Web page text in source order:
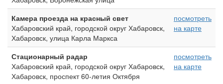
Камера проезда на красный свет
Хабаровский край, городской округ Хабаровск,
Хабаровск, улица Карла Маркса
посмотреть
на карте
Стационарный радар
Хабаровский край, городской округ Хабаровск,
Хабаровск, проспект 60-летия Октября
посмотреть
на карте